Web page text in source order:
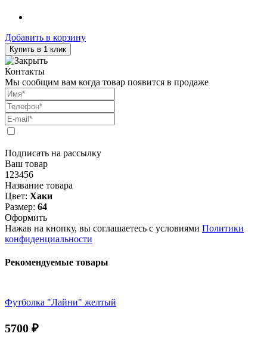
Добавить в корзину
Купить в 1 клик
Контакты
Мы сообщим вам когда товар появится в продаже
Подписать на рассылку
Ваш товар
123456
Название товара
Цвет: Хаки
Размер: 64
Оформить
Нажав на кнопку, вы соглашаетесь с условиями Политики
конфиденциальности
Рекомендуемые товары
Футболка "Лайни" желтый
5700 ₽